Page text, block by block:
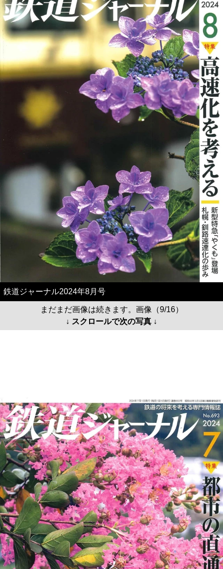
鉄道ジャーナル2024年8月号
まだまだ画像は続きます。画像（9/16）
↓ スクロールで次の写真 ↓